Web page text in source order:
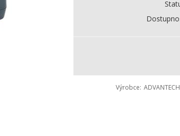
Výrobce ADVANTECH